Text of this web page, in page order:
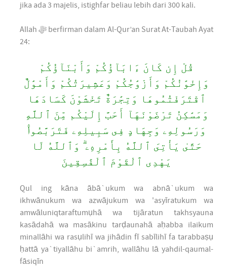
jika ada 3 majelis, istighfar beliau lebih dari 300 kali.
Allah ﷻ berfirman dalam Al-Qur’an Surat At-Taubah Ayat
24:
قُلْ إِن كَانَ ءَابَآؤُكُمْ وَأَبْنَآؤُكُمْ
وَإِخْوَٰنُكُمْ وَأَزْوَٰجُكُمْ وَعَشِيرَتُكُمْ وَأَمْوَٰلٌ
ٱقْتَرَفْتُمُوهَا وَتِجَٰرَةٌ تَخْشَوْنَ كَسَادَهَا
وَمَسَٰكِنُ تَرْضَوْنَهَآ أَحَبَّ إِلَيْكُم مِّنَ ٱللَّهِ
وَرَسُولِهِۦ وَجِهَادٍ فِى سَبِيلِهِۦ فَتَرَبَّصُوا۟
حَتَّىٰ يَأْتِىَ ٱللَّهُ بِأَمْرِهِۦ ۗ وَٱللَّهُ لَا
يَهْدِى ٱلْقَوْمَ ٱلْفَٰسِقِينَ
Qul ing kāna ābā`ukum wa abnā`ukum wa
ikhwānukum wa azwājukum wa 'asyīratukum wa
amwāluniqtaraftumụhā wa tijāratun takhsyauna
kasādahā wa masākinu tarḍaunahā aḥabba ilaikum
minallāhi wa rasụlihī wa jihādin fī sabīlihī fa tarabbaṣụ
ḥattā ya`tiyallāhu bi`amrih, wallāhu lā yahdil-qaumal-
fāsiqīn